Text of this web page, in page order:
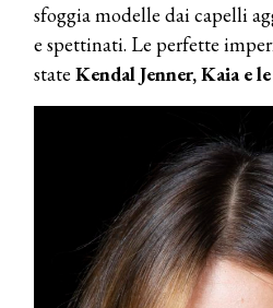
sfoggia modelle dai capelli
e spettinati. Le perfette
state Kendal Jenner, Kaia e